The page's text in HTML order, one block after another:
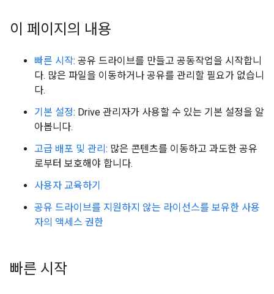
이 페이지의 내용
빠른 시작: 공유 드라이브를 만들고 공동작업을 시작합니
다. 많은 파일을 이동하거나 공유를 관리할 필요가 없습니
다.
기본 설정: Drive 관리자가 사용할 수 있는 기본 설정을 알
아봅니다.
고급 배포 및 관리 : 많은 콘텐츠를 이동하고 과도한 공유
로부터 보호해야 합니다.
사용자 교육하기
공유 드라이브를 지원하지 않는 라이선스를 보유한 사용
자의 액세스 권한
빠른 시작